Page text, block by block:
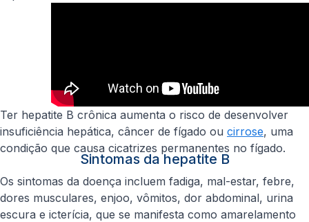
Ter hepatite B crônica aumenta o risco de desenvolver
insuficiência hepática, câncer de fígado ou cirrose, uma
condição que causa cicatrizes permanentes no fígado.
Sintomas da hepatite B
Os sintomas da doença incluem fadiga, mal-estar, febre,
dores musculares, enjoo, vômitos, dor abdominal, urina
escura e icterícia, que se manifesta como amarelamento